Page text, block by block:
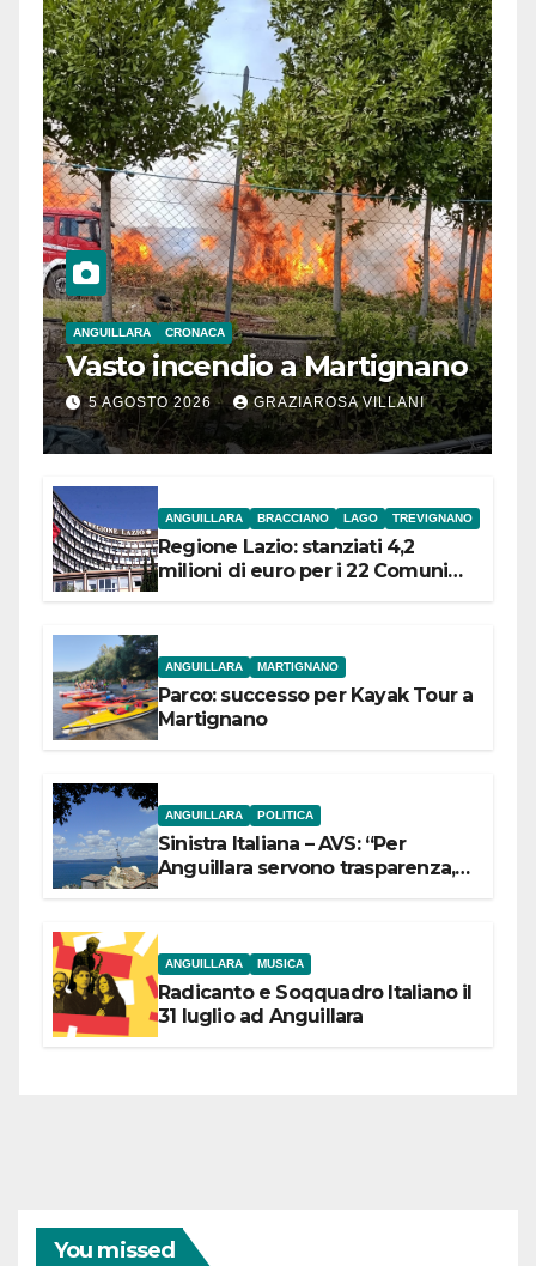
ANGUILLARA CRONACA
Vasto incendio a Martignano
5 AGOSTO 2026 GRAZIAROSA VILLANI
ANGUILLARA BRACCIANO LAGO TREVIGNANO
Regione Lazio: stanziati 4,2
milioni di euro per i 22 Comuni
ANGUILLARA MARTIGNANO
Parco: successo per Kayak Tour a
Martignano
ANGUILLARA POLITICA
Sinistra Italiana – AVS: “Per
Anguillara servono trasparenza,
ANGUILLARA MUSICA
Radicanto e Soqquadro Italiano il
31 luglio ad Anguillara
You missed